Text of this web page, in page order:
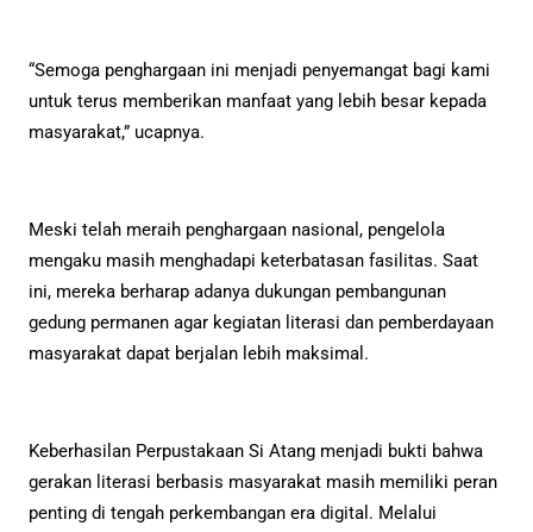
“Semoga penghargaan ini menjadi penyemangat bagi kami
untuk terus memberikan manfaat yang lebih besar kepada
masyarakat,” ucapnya.
Meski telah meraih penghargaan nasional, pengelola
mengaku masih menghadapi keterbatasan fasilitas. Saat
ini, mereka berharap adanya dukungan pembangunan
gedung permanen agar kegiatan literasi dan pemberdayaan
masyarakat dapat berjalan lebih maksimal.
Keberhasilan Perpustakaan Si Atang menjadi bukti bahwa
gerakan literasi berbasis masyarakat masih memiliki peran
penting di tengah perkembangan era digital. Melalui